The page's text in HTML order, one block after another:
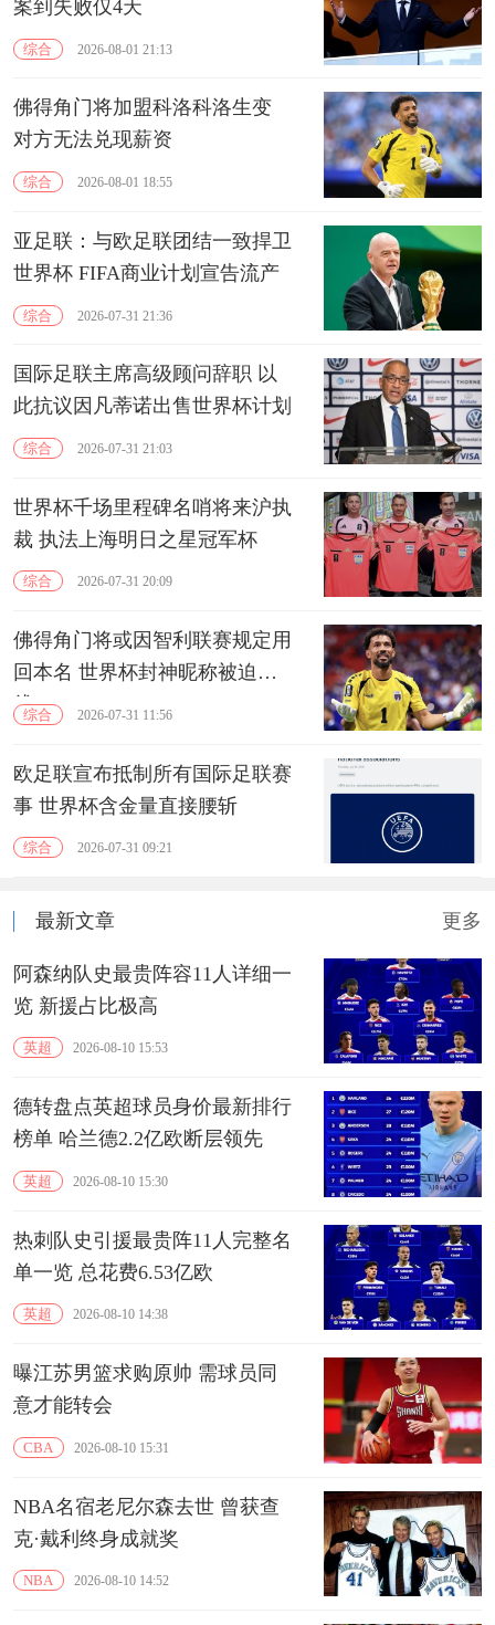
案到失败仅4天
综合 2026-08-01 21:13
佛得角门将加盟科洛科洛生变
对方无法兑现薪资
综合 2026-08-01 18:55
亚足联：与欧足联团结一致捍卫
世界杯 FIFA商业计划宣告流产
综合 2026-07-31 21:36
国际足联主席高级顾问辞职 以
此抗议因凡蒂诺出售世界杯计划
综合 2026-07-31 21:03
世界杯千场里程碑名哨将来沪执
裁 执法上海明日之星冠军杯
综合 2026-07-31 20:09
佛得角门将或因智利联赛规定用
回本名 世界杯封神昵称被迫下
线综合 2026-07-31 11:56
欧足联宣布抵制所有国际足联赛
事 世界杯含金量直接腰斩
综合 2026-07-31 09:21
最新文章 更多
阿森纳队史最贵阵容11人详细一
览 ‌新援占比极高‌
英超 2026-08-10 15:53
德转盘点英超球员身价最新排行
榜单 哈兰德2.2亿欧断层领先
英超 2026-08-10 15:30
热刺队史引援最贵阵11人完整名
单一览 总花费6.53亿欧
英超 2026-08-10 14:38
曝江苏男篮求购原帅 需球员同
意才能转会
CBA 2026-08-10 15:31
NBA名宿老尼尔森去世 曾获查
克·戴利终身成就奖
NBA 2026-08-10 14:52